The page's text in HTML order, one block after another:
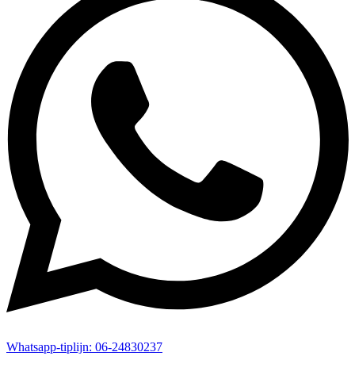
Whatsapp-tiplijn: 06-24830237